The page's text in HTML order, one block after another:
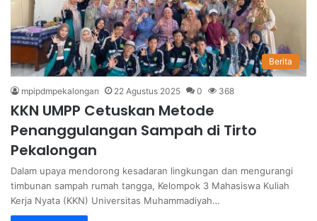
Berita
mpipdmpekalongan 22 Agustus 2025 0 368
KKN UMPP Cetuskan Metode
Penanggulangan Sampah di Tirto
Pekalongan
Dalam upaya mendorong kesadaran lingkungan dan mengurangi
timbunan sampah rumah tangga, Kelompok 3 Mahasiswa Kuliah
Kerja Nyata (KKN) Universitas Muhammadiyah…